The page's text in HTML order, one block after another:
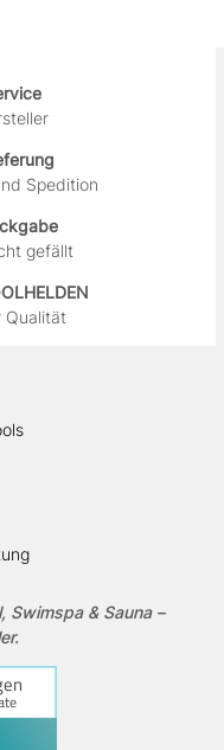
Spedition
gefällt
Qualität
Swimspa & Sauna –